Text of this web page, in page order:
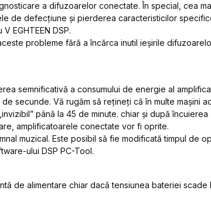
a difuzoarelor conectate. În special, cea
de defecțiune și pierderea caracteristicilor
EGHTEEN DSP.
probleme fără a încărca inutil ieșirile
semnificativă a consumului de energie al
secunde. Vă rugăm să rețineți că în multe mașini
până la 45 de minute. chiar și după încuierea
amplificatoarele conectate vor fi oprite.
muzical. Este posibil să fie modificată timpul de
ului DSP PC-Tool.
de alimentare chiar dacă tensiunea bateriei scade